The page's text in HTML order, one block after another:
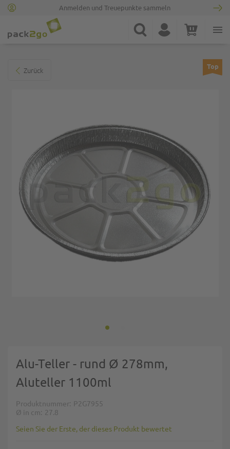
Anmelden und Treuepunkte sammeln
Suche Konto Warenkorb
Zurück Top
Alu-Teller - rund Ø 278mm,
Aluteller 1100ml
Produktnummer P2G7955
Ø in cm
27.8
Seien Sie der Erste, der dieses Produkt bewertet